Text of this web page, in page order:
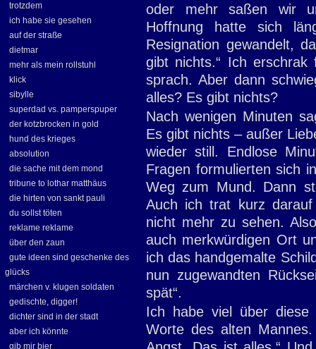
trotzdem
ich habe sie gesehen
auf der straße
dietmar
mehr als mein rollstuhl
klick
sibylle
superdad vs. pamperspuper
der kotzbrocken in gold
hund des krieges
absolution
die sache mit dem mond
tribune to lothar matthäus
die hirten von sankt pauli
du sollst töten
reklame reklame
über den zaun
gute ideen sind geschenke des
glücks
märchen v. klugen soldaten
gedischte, digger!
dichter sind in der stadt
aber ich könnte
gib mir bier
oder mehr saßen wir
Hoffnung hatte sich
Resignation gewandelt,
gibt nichts.“ Ich
sprach. Aber dann
alles? Es gibt nichts?
Nach wenigen Minuten
Es gibt nichts – außer
wieder still. Endlose
Fragen formulierten sich
Weg zum Mund. Dann
Auch ich trat kurz
nicht mehr zu sehen.
auch merkwürdigen Ort
ich das handgemalte
nun zugewandten
spät“.
Ich habe viel über diese
Worte des alten